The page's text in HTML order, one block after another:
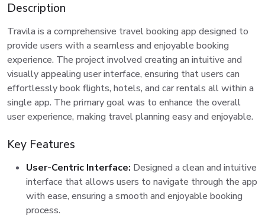
Description
Travila is a comprehensive travel booking app designed to
provide users with a seamless and enjoyable booking
experience. The project involved creating an intuitive and
visually appealing user interface, ensuring that users can
effortlessly book flights, hotels, and car rentals all within a
single app. The primary goal was to enhance the overall
user experience, making travel planning easy and enjoyable.
Key Features
User-Centric Interface: Designed a clean and intuitive
interface that allows users to navigate through the app
with ease, ensuring a smooth and enjoyable booking
process.